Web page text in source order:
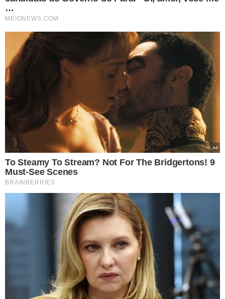
Ministros do STF
descartam revogação
de restrição de visitas a
Bolsonaro
VEJA MAIS NOTÍCIAS